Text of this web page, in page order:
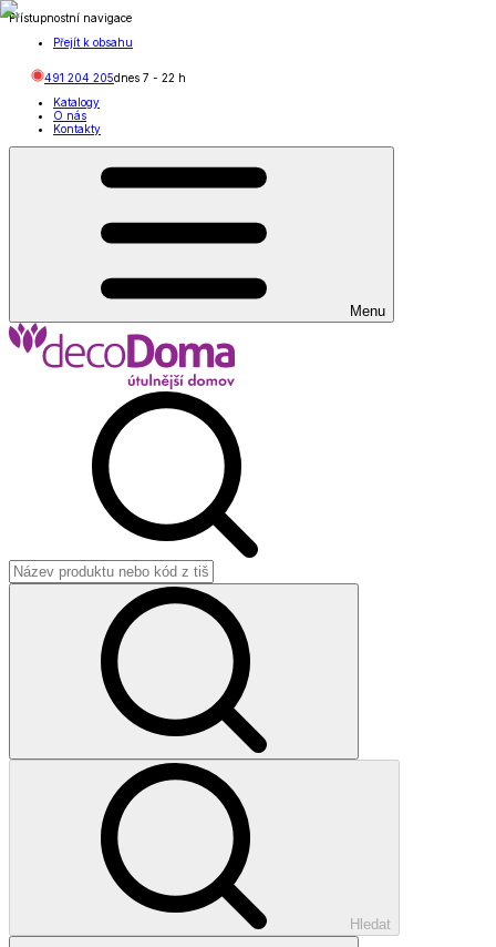
Přístupnostní navigace
Přejít k obsahu
491 204 205dnes 7 - 22 h
Katalogy
O nás
Kontakty
Menu
Hledat